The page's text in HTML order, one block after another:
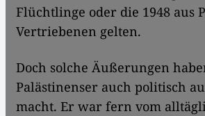
Flüchtlinge oder die 1948 aus
Vertriebenen gelten.
Doch solche Äußerungen
Palästinenser auch politisch
macht. Er war fern vom